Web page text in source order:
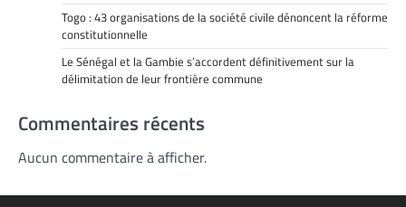
Togo : 43 organisations de la société civile dénoncent la réforme
constitutionnelle
Le Sénégal et la Gambie s’accordent définitivement sur la
délimitation de leur frontière commune
Commentaires récents
Aucun commentaire à afficher.